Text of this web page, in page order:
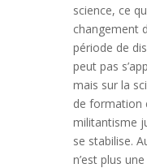
science, ce
changement
période de
peut pas
mais sur la
de formation
militantisme
se stabilise.
n’est plus